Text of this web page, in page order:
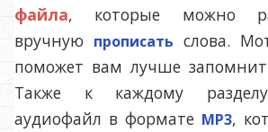
файла, которые можно
вручную прописать слова.
поможет вам лучше
Также к каждому разделу
аудиофайл в формате MP3,